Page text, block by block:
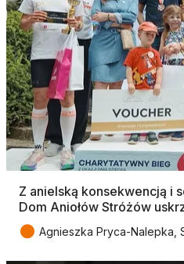
Z anielską konsekwencją i
Dom Aniołów Stróżów
● Agnieszka Pryca-Nalepka,